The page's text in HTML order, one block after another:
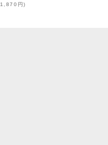
1,870 円)